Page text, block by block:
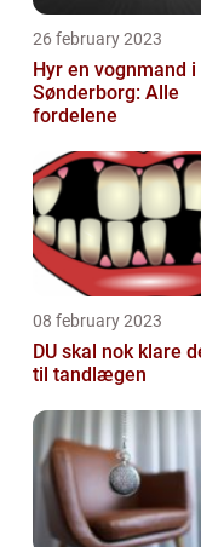
26 february 2023
Hyr en vognmand i
Sønderborg: Alle
fordelene
08 february 2023
DU skal nok klare
til tandlægen